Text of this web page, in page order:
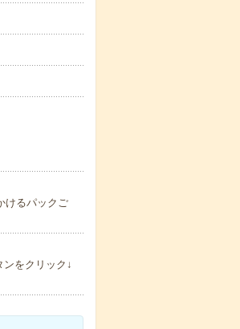
けるパックご
をクリック↓